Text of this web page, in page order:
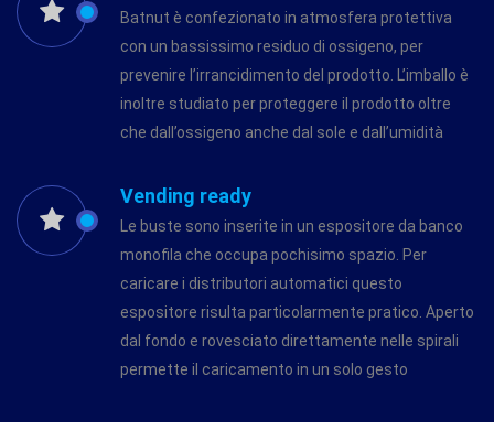
Batnut è confezionato in atmosfera protettiva
con un bassissimo residuo di ossigeno, per
prevenire l’irrancidimento del prodotto. L’imballo è
inoltre studiato per proteggere il prodotto oltre
che dall’ossigeno anche dal sole e dall’umidità
Vending ready
Le buste sono inserite in un espositore da banco
monofila che occupa pochisimo spazio. Per
caricare i distributori automatici questo
espositore risulta particolarmente pratico. Aperto
dal fondo e rovesciato direttamente nelle spirali
permette il caricamento in un solo gesto